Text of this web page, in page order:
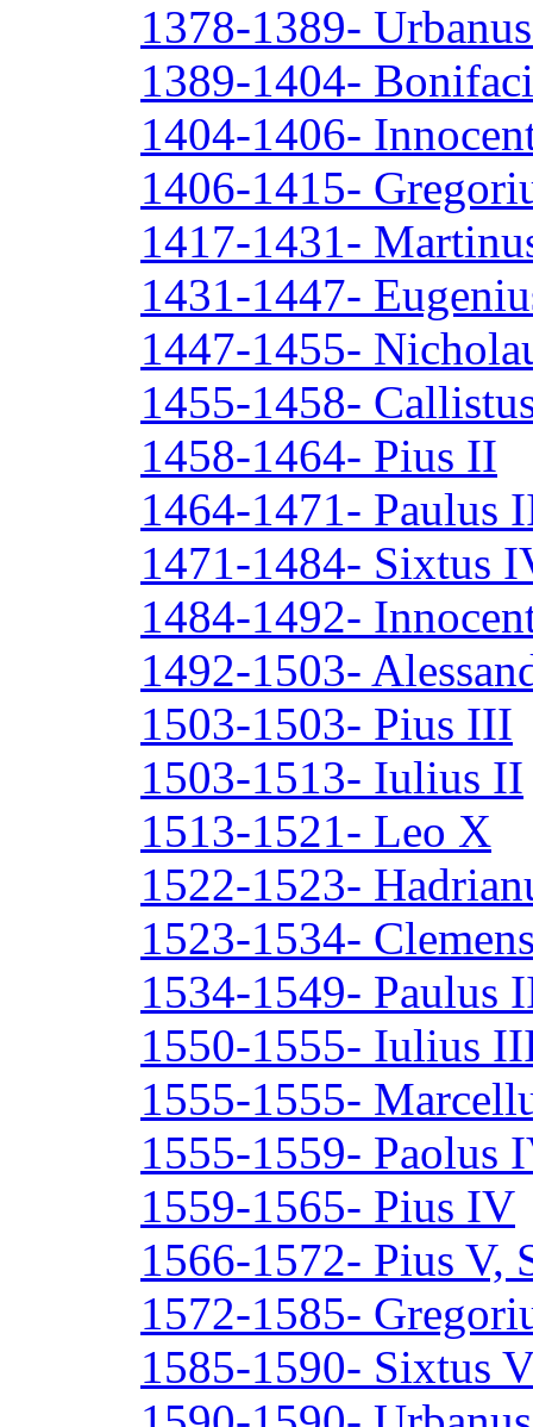
1378-1389-
1389-1404-
1404-1406-
1406-1415-
1417-1431-
1431-1447-
1447-1455-
1455-1458-
1458-1464- Pius II
1464-1471- Paulus
1471-1484- Sixtus
1484-1492-
1492-1503-
1503-1503- Pius III
1503-1513- Iulius II
1513-1521- Leo X
1522-1523-
1523-1534-
1534-1549- Paulus
1550-1555- Iulius
1555-1555-
1555-1559- Paolus
1559-1565- Pius IV
1566-1572- Pius V,
1572-1585-
1585-1590- Sixtus